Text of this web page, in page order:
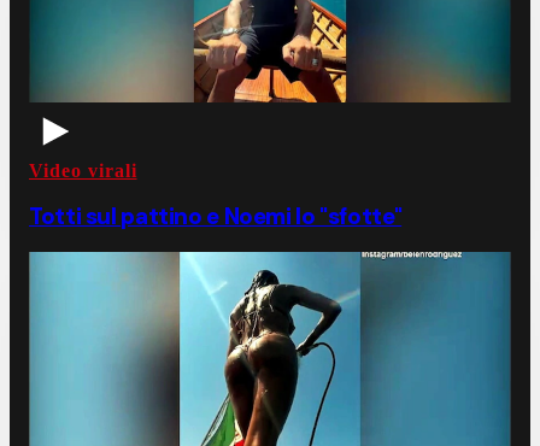
Video virali
Totti sul pattino e Noemi lo "sfotte"